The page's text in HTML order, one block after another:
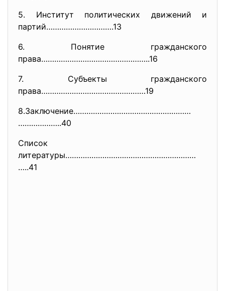
5. Институт политических движений и
партий………………………….13
6. Понятие гражданского
права…………………………………………..16
7. Субъекты гражданского
права…………………………………………19
8.Заключение………………………………………………
………………..40
Список
литературы……………………………………………………
…..41